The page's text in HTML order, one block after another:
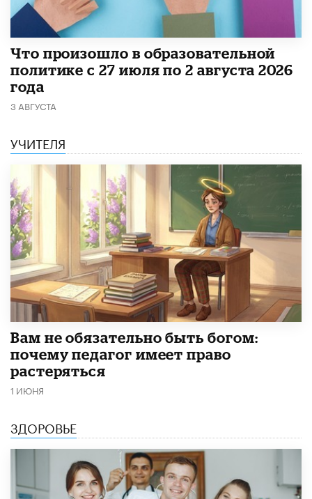
​Что произошло в образовательной
политике с 27 июля по 2 августа 2026
года
3 АВГУСТА
УЧИТЕЛЯ
​Вам не обязательно быть богом:
почему педагог имеет право
растеряться
1 ИЮНЯ
ЗДОРОВЬЕ